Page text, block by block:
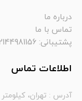
درباره ما
تماس با ما
پشتیبانی: 02144981156
اطلاعات تماس